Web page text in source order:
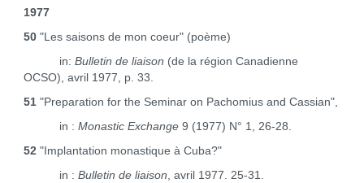
1977
50"Les saisons de mon coeur" (poème)
in: Bulletin de liaison (de la région Canadienne
OCSO), avril 1977, p. 33.
51"Preparation for the Seminar on Pachomius and Cassian",
in : Monastic Exchange9 (1977) N° 1, 26‑28.
52 "Implantation monastique à Cuba?"
in : Bulletin de liaison , avril 1977. 25-31.